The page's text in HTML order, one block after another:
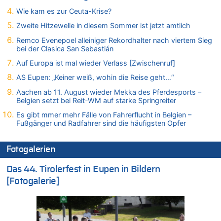
Tempolimit in 30er-Zonen – Untersuchung von Vias
07.08.2026 - 14:33 von Ostbelgien Direkt zu
Offiziell: Van Bommel wird Belgiens Nationaltrainer
07.08.2026 - 13:39 von alter weißer mann zu
Zurück an den Rhein: Hendrich wechselt zum 1. FC Köln
07.08.2026 - 13:39 von Ach zu
Belgien setzt bei Reit-WM auf starke Springreiter
Wasserstand des Rheins in NRW so niedrig wie noch nie
In Belgien missachten zwei von drei Autofahrern das
Tempolimit in 30er-Zonen – Untersuchung von Vias
07.08.2026 - 13:20 von JoKrings zu
In Belgien missachten zwei von drei Autofahrern das
Tempolimit in 30er-Zonen – Untersuchung von Vias
07.08.2026 - 13:04 von Kein Raser zu
In Belgien missachten zwei von drei Autofahrern das
Tempolimit in 30er-Zonen – Untersuchung von Vias
Wie kam es zur Ceuta-Krise?
Zweite Hitzewelle in diesem Sommer ist jetzt amtlich
Remco Evenepoel alleiniger Rekordhalter nach viertem Sieg
bei der Clasica San Sebastián
Auf Europa ist mal wieder Verlass [Zwischenruf]
AS Eupen: „Keiner weiß, wohin die Reise geht…“
Aachen ab 11. August wieder Mekka des Pferdesports –
Belgien setzt bei Reit-WM auf starke Springreiter
Es gibt mmer mehr Fälle von Fahrerflucht in Belgien –
Fußgänger und Radfahrer sind die häufigsten Opfer
Fotogalerien
Das 44. Tirolerfest in Eupen in Bildern
[Fotogalerie]